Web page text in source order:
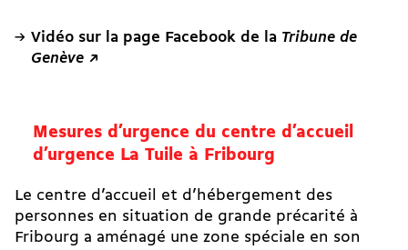
Vidéo sur la page Facebook de la Tribune de
Genève↗
Mesures d’urgence du centre d’accueil
d’urgence La Tuile à Fribourg
Le centre d’accueil et d’hébergement des
personnes en situation de grande précarité à
Fribourg a aménagé une zone spéciale en son